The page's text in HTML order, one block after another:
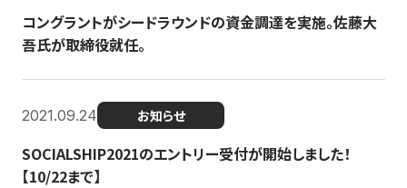
コングラントがシードラウンドの資金調達を実施。佐藤大
吾氏が取締役就任。
2021.09.24 お知らせ
SOCIALSHIP2021のエントリー受付が開始しました！
【10/22まで】